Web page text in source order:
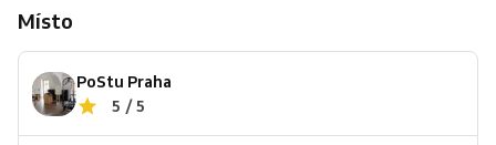
Místo
PoStu Praha
5 / 5